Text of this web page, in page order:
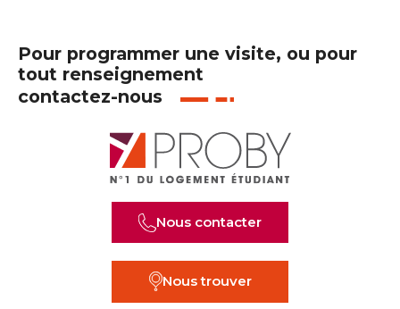
Pour programmer une visite, ou pour
tout renseignement
contactez-nous
Nous contacter
Nous trouver